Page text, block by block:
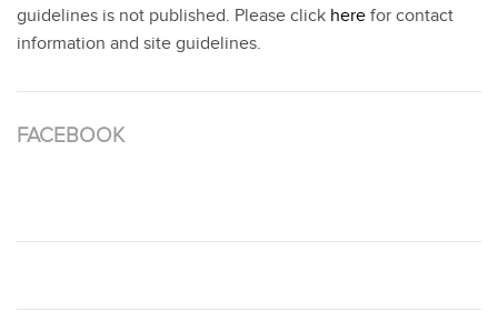
guidelines is not published. Please click here for contact
information and site guidelines.
FACEBOOK